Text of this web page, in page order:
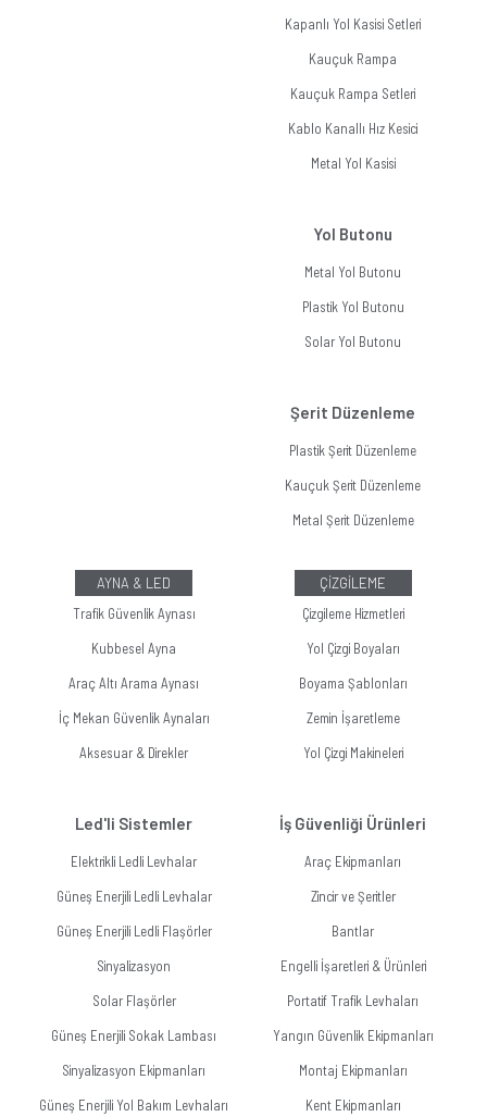
Kapanlı Yol Kasisi Setleri
Kauçuk Rampa
Kauçuk Rampa Setleri
Kablo Kanallı Hız Kesici
Metal Yol Kasisi
Yol Butonu
Metal Yol Butonu
Plastik Yol Butonu
Solar Yol Butonu
Şerit Düzenleme
Plastik Şerit Düzenleme
Kauçuk Şerit Düzenleme
Metal Şerit Düzenleme
AYNA & LED
Trafik Güvenlik Aynası
Kubbesel Ayna
Araç Altı Arama Aynası
İç Mekan Güvenlik Aynaları
Aksesuar & Direkler
Led'li Sistemler
Elektrikli Ledli Levhalar
Güneş Enerjili Ledli Levhalar
Güneş Enerjili Ledli Flaşörler
Sinyalizasyon
Solar Flaşörler
Güneş Enerjili Sokak Lambası
Sinyalizasyon Ekipmanları
Güneş Enerjili Yol Bakım Levhaları
ÇİZGİLEME
Çizgileme Hizmetleri
Yol Çizgi Boyaları
Boyama Şablonları
Zemin İşaretleme
Yol Çizgi Makineleri
İş Güvenliği Ürünleri
Araç Ekipmanları
Zincir ve Şeritler
Bantlar
Engelli İşaretleri & Ürünleri
Portatif Trafik Levhaları
Yangın Güvenlik Ekipmanları
Montaj Ekipmanları
Kent Ekipmanları